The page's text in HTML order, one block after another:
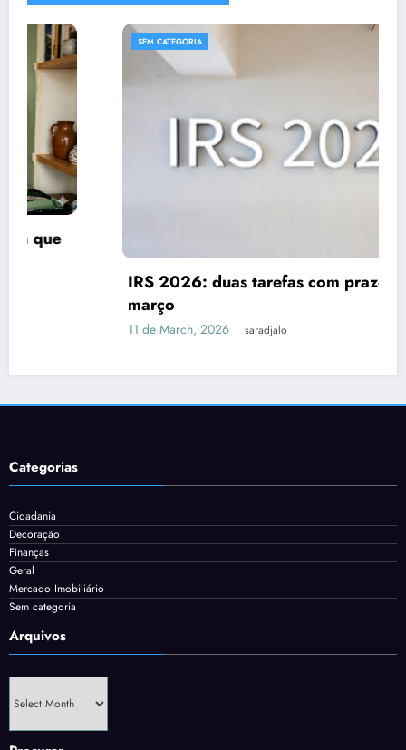
SEM CATEGORIA
IRS 2026: duas tarefas com prazo até 31 de
11 de March, 2026 saradjalo
Categorias
Cidadania
Decoração
Finanças
Geral
Mercado Imobiliário
Sem categoria
Arquivos